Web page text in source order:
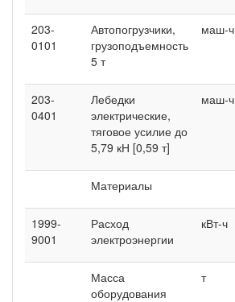
203-
0101
Автопогрузчики,
грузоподъемность
5 т
маш-ч
203-
0401
Лебедки
электрические,
тяговое усилие до
5,79 кН [0,59 т]
маш-ч
Материалы
1999-
9001
Расход
электроэнергии
кВт-ч
Масса
оборудования
т